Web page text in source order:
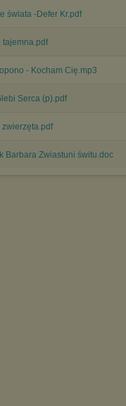
świata -Defer Kr.pdf
tajemna.pdf
- Kocham Cię.mp3
Serca (p).pdf
zwierzęta.pdf
Barbara Zwiastuni świtu.doc